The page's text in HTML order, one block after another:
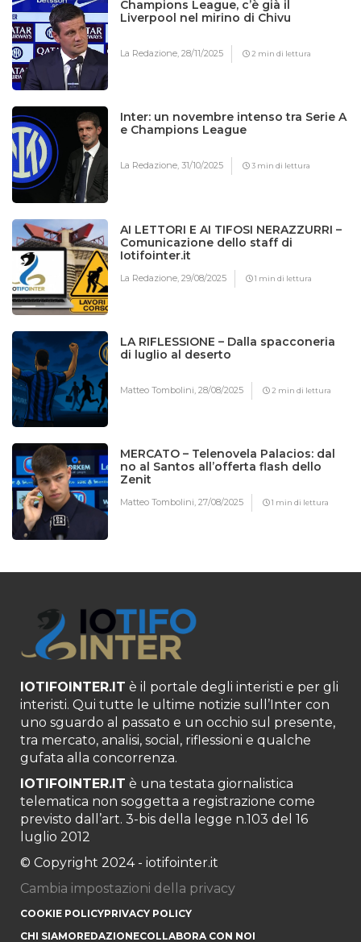
Champions League, c’è già il
Liverpool nel mirino di Chivu
La Redazione,28/11/2025 2 min di lettura
Inter: un novembre intenso tra Serie A
e Champions League
La Redazione,31/10/2025 3 min di lettura
AI LETTORI E AI TIFOSI NERAZZURRI –
Comunicazione dello staff di
Iotifointer.it
La Redazione,29/08/2025 1 min di lettura
LA RIFLESSIONE – Dalla spacconeria
di luglio al deserto
Matteo Tombolini,28/08/2025 2 min di lettura
MERCATO – Telenovela Palacios: dal
no al Santos all’offerta flash dello
Zenit
Matteo Tombolini,27/08/2025 1 min di lettura
IOTIFOINTER.IT è il portale degli interisti e per gli
interisti. Qui tutte le ultime notizie sull’Inter con
uno sguardo al passato e un occhio sul presente,
tra mercato, analisi, social, riflessioni e qualche
gufata alla concorrenza.
IOTIFOINTER.IT è una testata giornalistica
telematica non soggetta a registrazione come
previsto dall’art. 3-bis della legge n.103 del 16
luglio 2012
© Copyright 2024 - iotifointer.it
Cambia impostazioni della privacy
COOKIE POLICYPRIVACY POLICY
CHI SIAMOREDAZIONECOLLABORA CON NOI